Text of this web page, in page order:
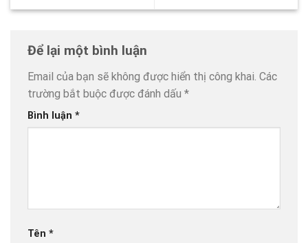
Để lại một bình luận
Email của bạn sẽ không được hiển thị công khai. Các
trường bắt buộc được đánh dấu *
Bình luận *
Tên *